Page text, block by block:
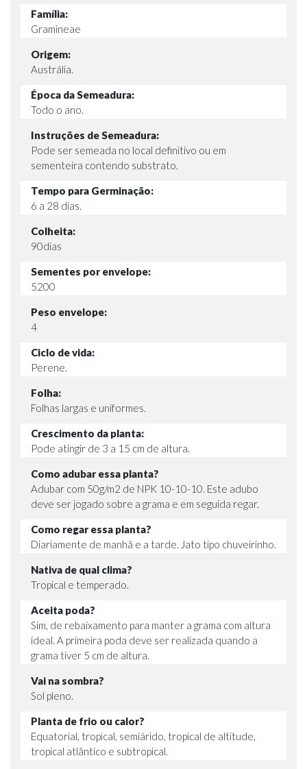
Família:
Gramineae
Origem:
Austrália.
Época da Semeadura:
Todo o ano.
Instruções de Semeadura:
Pode ser semeada no local definitivo ou em
sementeira contendo substrato.
Tempo para Germinação:
6 a 28 dias.
Colheita:
90dias
Sementes por envelope:
5200
Peso envelope:
4
Ciclo de vida:
Perene.
Folha:
Folhas largas e uniformes.
Crescimento da planta:
Pode atingir de 3 a 15 cm de altura.
Como adubar essa planta?
Adubar com 50g/m2 de NPK 10-10-10. Este adubo
deve ser jogado sobre a grama e em seguida regar.
Como regar essa planta?
Diariamente de manhã e a tarde. Jato tipo chuveirinho.
Nativa de qual clima?
Tropical e temperado.
Aceita poda?
Sim, de rebaixamento para manter a grama com altura
ideal. A primeira poda deve ser realizada quando a
grama tiver 5 cm de altura.
Vai na sombra?
Sol pleno.
Planta de frio ou calor?
Equatorial, tropical, semiárido, tropical de altitude,
tropical atlântico e subtropical.